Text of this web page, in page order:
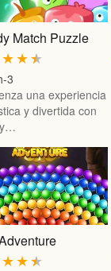
Match Puzzle
★
★
★
3
una experiencia
y divertida con
★
★
★